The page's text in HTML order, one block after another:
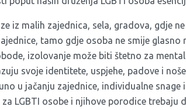
iz malih zajednica, sela, gradova, gdje
tamo gdje osoba ne smije glasno
izolovanje može biti štetno za
svoje identitete, uspjehe, padove i
u jačanju zajednice, individualne snage
LGBTI osobe i njihove porodice trebaju